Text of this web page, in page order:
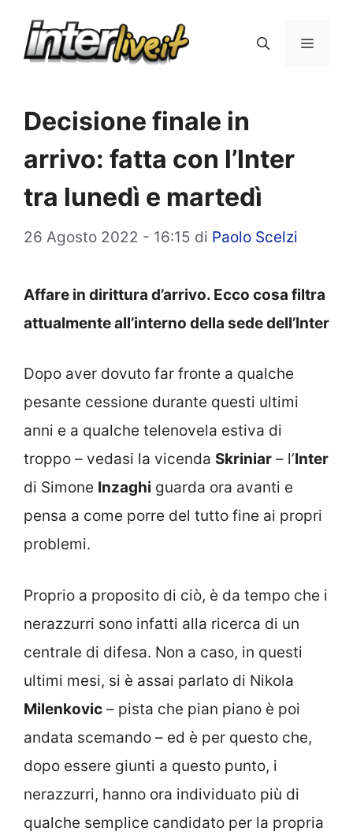
Menu
Decisione finale in
arrivo: fatta con l’Inter
tra lunedì e martedì
26 Agosto 2022 - 16:15 di Paolo Scelzi
Affare in dirittura d’arrivo. Ecco cosa filtra
attualmente all’interno della sede dell’Inter
Dopo aver dovuto far fronte a qualche
pesante cessione durante questi ultimi
anni e a qualche telenovela estiva di
troppo – vedasi la vicenda Skriniar – l’Inter
di Simone Inzaghi guarda ora avanti e
pensa a come porre del tutto fine ai propri
problemi.
Proprio a proposito di ciò, è da tempo che i
nerazzurri sono infatti alla ricerca di un
centrale di difesa. Non a caso, in questi
ultimi mesi, si è assai parlato di Nikola
Milenkovic – pista che pian piano è poi
andata scemando – ed è per questo che,
dopo essere giunti a questo punto, i
nerazzurri, hanno ora individuato più di
qualche semplice candidato per la propria